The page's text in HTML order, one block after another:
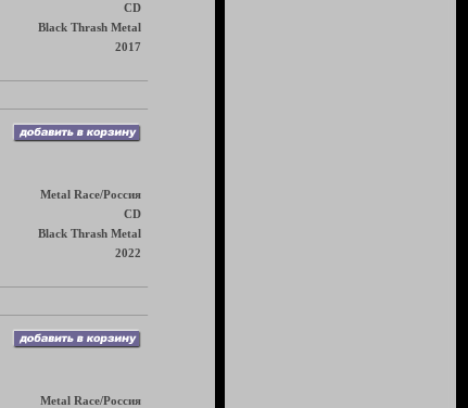
CD
Black Thrash Metal
2017
Metal Race/Россия
CD
Black Thrash Metal
2022
Metal Race/Россия